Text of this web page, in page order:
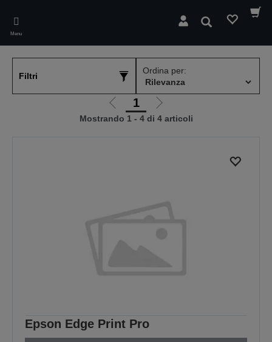
main
content
Menu
Cerca
Filtri
Ordina per:
Vai
alla
1
Vai
alla
Mostrando 1 - 4 di 4 articoli
Epson Edge Print Pro